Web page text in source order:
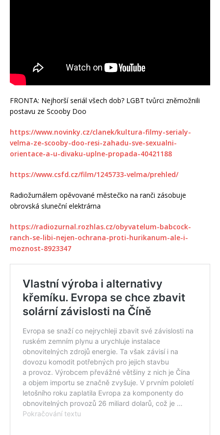
FRONTA: Nejhorší seriál všech dob? LGBT tvůrci zněmožnili
postavu ze Scooby Doo
https://www.novinky.cz/clanek/kultura-filmy-serialy-
velma-ze-scooby-doo-resi-zahadu-sve-sexualni-
orientace-a-u-divaku-uplne-propada-40421188
https://www.csfd.cz/film/1245733-velma/prehled/
Radiožurnálem opěvované městečko na ranči zásobuje
obrovská sluneční elektrárna
https://radiozurnal.rozhlas.cz/obyvatelum-babcock-
ranch-se-libi-nejen-ochrana-proti-hurikanum-ale-i-
moznost-8923347